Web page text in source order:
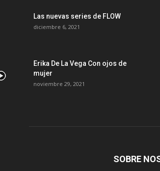
Las nuevas series de FLOW
diciembre 6, 2021
Erika De La Vega Con ojos de
mujer
noviembre 29, 2021
SOBRE